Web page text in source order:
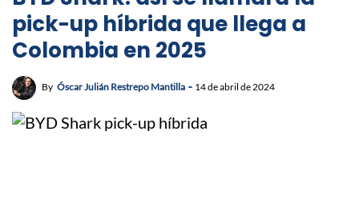
pick-up híbrida que llega a
Colombia en 2025
By Óscar Julián Restrepo Mantilla 14 de abril de 2024